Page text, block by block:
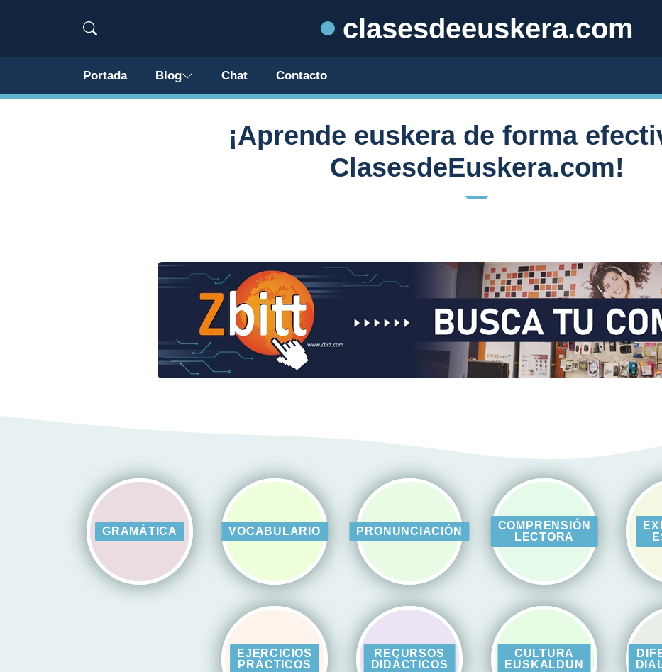
clasesdeeuskera.com
Portada Blog Chat Contacto
¡Aprende euskera de forma
ClasesdeEuskera.com!
GRAMÁTICA VOCABULARIO PRONUNCIACIÓN
COMPRENSIÓN
LECTORA
EJERCICIOS
PRÁCTICOS
RECURSOS
DIDÁCTICOS
CULTURA
EUSKALDUN